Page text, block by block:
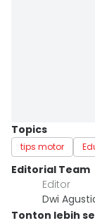
Topics
tips motor
Editorial Team
Editor
Dwi
Tonton lebih